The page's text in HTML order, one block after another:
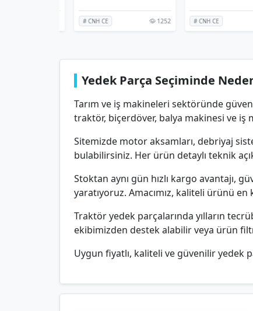
# NEW HOLLAND 2131 # CNH CE
Yedek Parça Seçiminde
Tarım ve iş makineleri sektöründe
traktör, biçerdöver, balya makinesi ve
Sitemizde motor aksamları, debriyaj
bulabilirsiniz. Her ürün detaylı teknik
Stoktan aynı gün hızlı kargo avantajı,
yaratıyoruz. Amacımız, kaliteli ürünü
Traktör yedek parçalarında yılların
ekibimizden destek alabilir veya ürün
Uygun fiyatlı, kaliteli ve güvenilir yedek